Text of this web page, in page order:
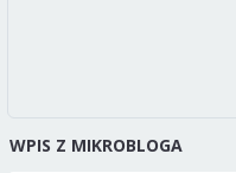
WPIS Z MIKROBLOGA